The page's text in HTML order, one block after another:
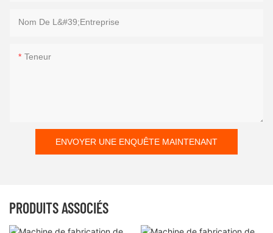
Nom De L&#39;entreprise
Teneur
ENVOYER UNE ENQUÊTE MAINTENANT
PRODUITS ASSOCIÉS